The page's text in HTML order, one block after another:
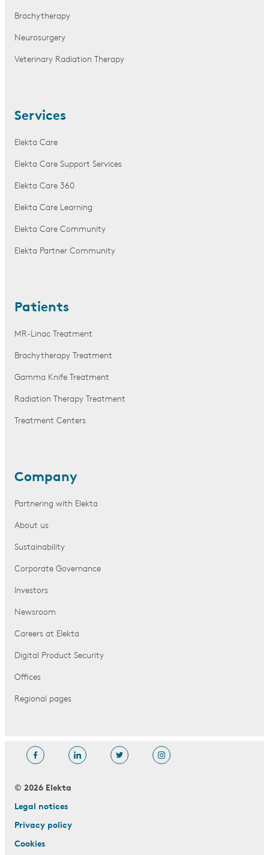
Brachytherapy
Neurosurgery
Veterinary Radiation Therapy
Services
Elekta Care
Elekta Care Support Services
Elekta Care 360
Elekta Care Learning
Elekta Care Community
Elekta Partner Community
Patients
MR-Linac Treatment
Brachytherapy Treatment
Gamma Knife Treatment
Radiation Therapy Treatment
Treatment Centers
Company
Partnering with Elekta
About us
Sustainability
Corporate Governance
Investors
Newsroom
Careers at Elekta
Digital Product Security
Offices
Regional pages
© 2026 Elekta
Legal notices
Privacy policy
Cookies